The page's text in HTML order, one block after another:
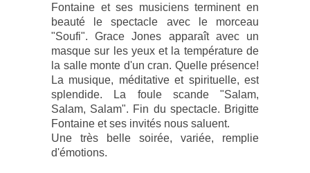
Fontaine et ses musiciens terminent en
beauté le spectacle avec le morceau
"Soufi". Grace Jones apparaît avec un
masque sur les yeux et la température de
la salle monte d'un cran. Quelle présence!
La musique, méditative et spirituelle, est
splendide. La foule scande "Salam,
Salam, Salam". Fin du spectacle. Brigitte
Fontaine et ses invités nous saluent.
Une très belle soirée, variée, remplie
d'émotions.